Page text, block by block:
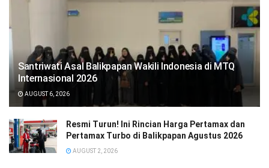
Santriwati Asal Balikpapan Wakili Indonesia di MTQ
Internasional 2026
AUGUST 6, 2026
Resmi Turun! Ini Rincian Harga Pertamax dan
Pertamax Turbo di Balikpapan Agustus 2026
AUGUST 2, 2026